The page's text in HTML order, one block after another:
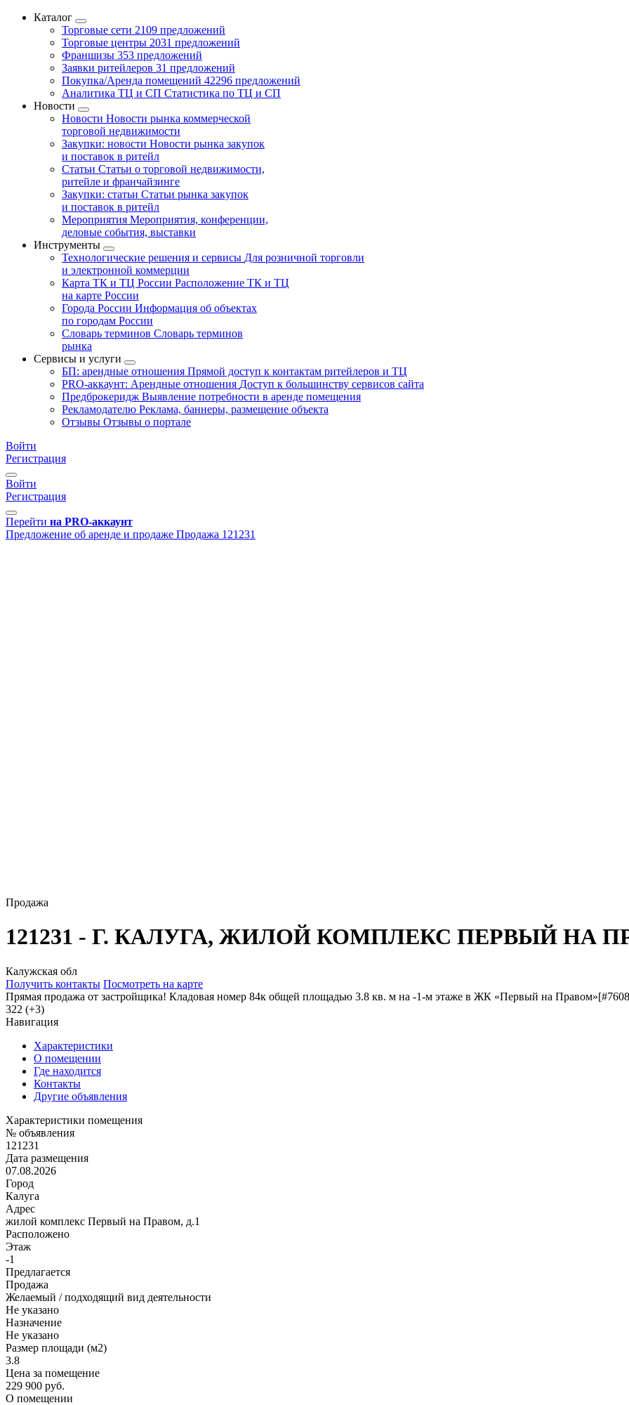
Каталог
Торговые сети 2109 предложений
Торговые центры 2031 предложений
Франшизы 353 предложений
Заявки ритейлеров 31 предложений
Покупка/Аренда помещений 42296 предложений
Аналитика ТЦ и СП Статистика по ТЦ и СП
Новости
Новости Новости рынка коммерческой
торговой недвижимости
Закупки: новости Новости рынка закупок
и поставок в ритейл
Статьи Статьи о торговой недвижимости,
ритейле и франчайзинге
Закупки: статьи Статьи рынка закупок
и поставок в ритейл
Мероприятия Мероприятия, конференции,
деловые события, выставки
Инструменты
Технологические решения и сервисы Для розничной торговли
и электронной коммерции
Карта ТК и ТЦ России Расположение ТК и ТЦ
на карте России
Города России Информация об объектах
по городам России
Словарь терминов Словарь терминов
рынка
Сервисы и услуги
БП: арендные отношения Прямой доступ к контактам ритейлеров и ТЦ
PRO-аккаунт: Арендные отношения Доступ к большинству сервисов сайта
Предброкеридж Выявление потребности в аренде помещения
Рекламодателю Реклама, баннеры, размещение объекта
Отзывы Отзывы о портале
Войти
Регистрация
Войти
Регистрация
Перейти на PRO-аккаунт
Предложение об аренде и продаже Продажа 121231
Продажа
121231 - Г. КАЛУГА, ЖИЛОЙ КОМПЛЕКС ПЕРВЫЙ НА
Калужская обл
Получить контакты Посмотреть на карте
Прямая продажа от застройщика! Кладовая номер 84к общей площадью 3.8 кв. м на -1-м этаже в ЖК «Первый на
322 (+3)
Навигация
Характеристики
О помещении
Где находится
Контакты
Другие объявления
Характеристики помещения
№ объявления
121231
Дата размещения
07.08.2026
Город
Калуга
Адрес
жилой комплекс Первый на Правом, д.1
Расположено
Этаж
-1
Предлагается
Продажа
Желаемый / подходящий вид деятельности
Не указано
Назначение
Не указано
Размер площади (м2)
3.8
Цена за помещение
229 900 руб.
О помещении